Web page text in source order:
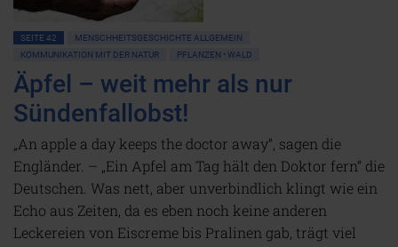
SEITE 42
MENSCHHEITSGESCHICHTE ALLGEMEIN
KOMMUNIKATION MIT DER NATUR
PFLANZEN • WALD
Äpfel – weit mehr als nur
Sündenfallobst!
„An apple a day keeps the doctor away“, sagen die
Engländer. – „Ein Apfel am Tag hält den Doktor fern“ die
Deutschen. Was nett, aber unverbindlich klingt wie ein
Echo aus Zeiten, da es eben noch keine anderen
Leckereien von Eiscreme bis Pralinen gab, trägt viel